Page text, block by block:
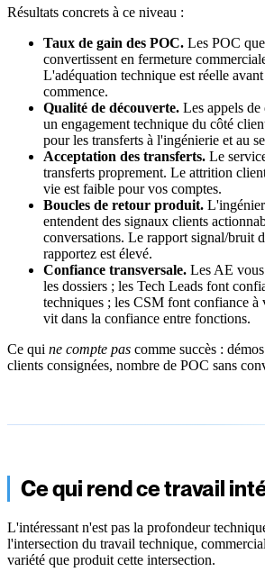
Résultats concrets à ce niveau :
Taux de gain des POC. Les POC
convertissent en fermeture
L'adéquation technique est réelle
commence.
Qualité de découverte. Les appels
un engagement technique du côté
pour les transferts à l'ingénierie et au
Acceptation des transferts. Le
transferts proprement. Le attrition
vie est faible pour vos comptes.
Boucles de retour produit.
entendent des signaux clients
conversations. Le rapport signal/bruit
rapportez est élevé.
Confiance transversale. Les AE
les dossiers ; les Tech Leads font
techniques ; les CSM font confiance à
vit dans la confiance entre fonctions.
Ce qui ne compte pas comme succès :
clients consignées, nombre de POC sans
Ce qui rend ce travail
L'intéressant n'est pas la profondeur
l'intersection du travail technique,
variété que produit cette intersection.